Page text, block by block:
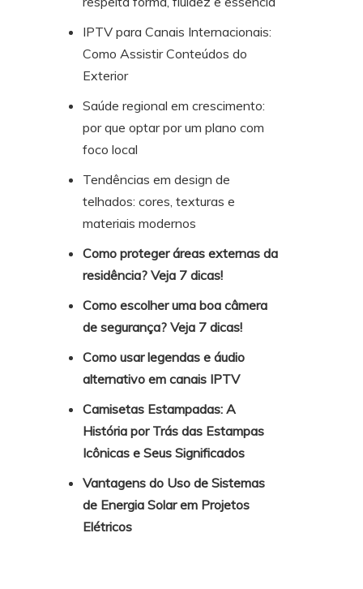
IPTV para Canais Internacionais:
Como Assistir Conteúdos do
Exterior
Saúde regional em crescimento:
por que optar por um plano com
foco local
Tendências em design de
telhados: cores, texturas e
materiais modernos
Como proteger áreas externas da
residência? Veja 7 dicas!
Como escolher uma boa câmera
de segurança? Veja 7 dicas!
Como usar legendas e áudio
alternativo em canais IPTV
Camisetas Estampadas: A
História por Trás das Estampas
Icônicas e Seus Significados
Vantagens do Uso de Sistemas
de Energia Solar em Projetos
Elétricos